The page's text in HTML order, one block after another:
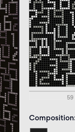
Composition